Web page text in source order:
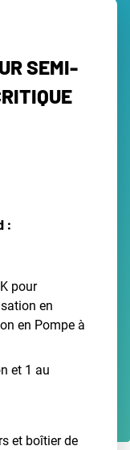
SEMI-
:
pour
en
en Pompe à
et 1 au
et boîtier de